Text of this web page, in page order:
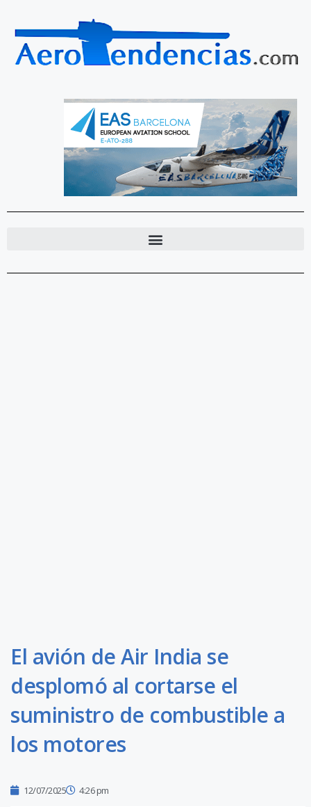
El avión de Air India se
desplomó al cortarse el
suministro de combustible a
los motores
12/07/2025 4:26 pm